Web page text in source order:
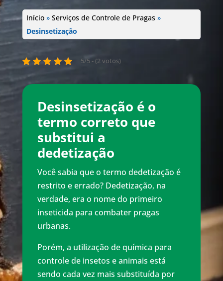
Início» Serviços de Controle de Pragas»
Desinsetização
5/5 - (2 votos)
Desinsetização é o
termo correto que
substitui a
dedetização
Você sabia que o termo dedetização é
restrito e errado? Dedetização, na
verdade, era o nome do primeiro
inseticida para combater pragas
urbanas.
Porém, a utilização de química para
controle de insetos e animais está
sendo cada vez mais substituída por